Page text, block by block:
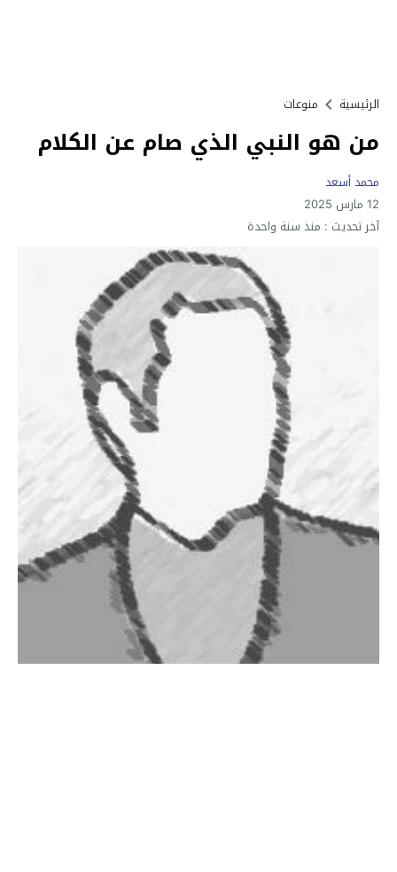
الرئيسية منوعات
من هو النبي الذي صام عن الكلام
محمد أسعد
12 مارس 2025
آخر تحديث : منذ سنة واحدة